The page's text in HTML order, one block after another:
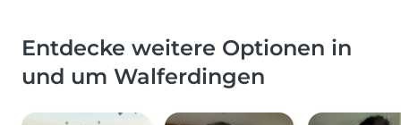
Entdecke weitere Optionen in
und um Walferdingen